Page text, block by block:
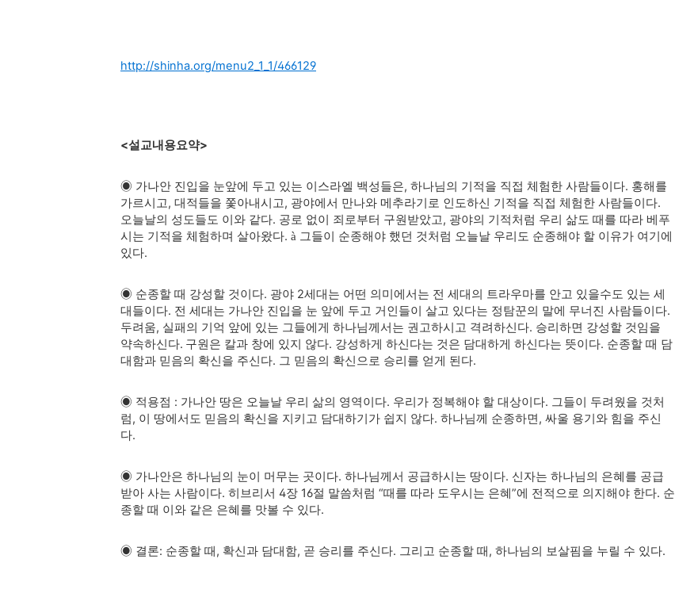
http://shinha.org/menu2_1_1/466129
<설교내용요약>
◉ 가나안 진입을 눈앞에 두고 있는 이스라엘 백성들은, 하나님의 기적을 직접 체험한 사람들이다. 홍해를
가르시고, 대적들을 쫓아내시고, 광야에서 만나와 메추라기로 인도하신 기적을 직접 체험한 사람들이다.
오늘날의 성도들도 이와 같다. 공로 없이 죄로부터 구원받았고, 광야의 기적처럼 우리 삶도 때를 따라 베푸
시는 기적을 체험하며 살아왔다. à 그들이 순종해야 했던 것처럼 오늘날 우리도 순종해야 할 이유가 여기에
있다.
◉ 순종할 때 강성할 것이다. 광야 2세대는 어떤 의미에서는 전 세대의 트라우마를 안고 있을수도 있는 세
대들이다. 전 세대는 가나안 진입을 눈 앞에 두고 거인들이 살고 있다는 정탐꾼의 말에 무너진 사람들이다.
두려움, 실패의 기억 앞에 있는 그들에게 하나님께서는 권고하시고 격려하신다. 승리하면 강성할 것임을
약속하신다. 구원은 칼과 창에 있지 않다. 강성하게 하신다는 것은 담대하게 하신다는 뜻이다. 순종할 때 담
대함과 믿음의 확신을 주신다. 그 믿음의 확신으로 승리를 얻게 된다.
◉ 적용점 : 가나안 땅은 오늘날 우리 삶의 영역이다. 우리가 정복해야 할 대상이다. 그들이 두려웠을 것처
럼, 이 땅에서도 믿음의 확신을 지키고 담대하기가 쉽지 않다. 하나님께 순종하면, 싸울 용기와 힘을 주신
다.
◉ 가나안은 하나님의 눈이 머무는 곳이다. 하나님께서 공급하시는 땅이다. 신자는 하나님의 은혜를 공급
받아 사는 사람이다. 히브리서 4장 16절 말씀처럼 “때를 따라 도우시는 은혜”에 전적으로 의지해야 한다. 순
종할 때 이와 같은 은혜를 맛볼 수 있다.
◉ 결론: 순종할 때, 확신과 담대함, 곧 승리를 주신다. 그리고 순종할 때, 하나님의 보살핌을 누릴 수 있다.